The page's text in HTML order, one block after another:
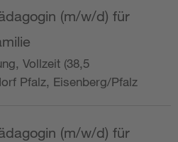
(m/w/d) für
Vollzeit (38,5
Pfalz, Eisenberg/Pfalz
(m/w/d) für